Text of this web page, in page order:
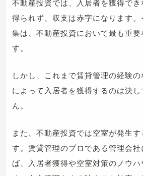
不動産投資では、入居者を獲得で
得られず、収支は赤字になります
集は、不動産投資において最も重
す。
しかし、これまで賃貸管理の経験
によって入居者を獲得するのは決
ん。
また、不動産投資では空室が発生
す。賃貸管理のプロである管理会
ば、入居者獲得や空室対策のノウ